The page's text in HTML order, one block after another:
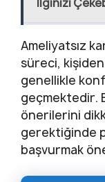
Ameliyatsız
süreci,
genellikle
geçmektedir.
önerilerini
gerektiğinde
başvurmak